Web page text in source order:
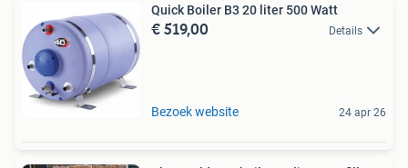
Quick Boiler B3 20 liter 500 Watt
€ 519,00 Details
Bezoek website 24 apr 26